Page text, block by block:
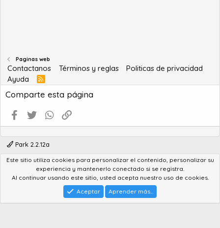
Paginas web
Contactanos Términos y reglas
Politicas de privacidad
Ayuda
R
S
S
Comparte esta página
Facebook
Twitter WhatsApp
Park 2.2.12a
Community platform by XenForo® © 2010-2022 XenForo Ltd.
Advanced Forum Stats by AddonFlare - Premium XF2 Addons
Feedback SystembyXenCentral.com
StylesFactory.pl
Este sitio utiliza cookies para personalizar el contenido, personalizar su
experiencia y mantenerlo conectado si se registra.
Al continuar usando este sitio, usted acepta nuestro uso de cookies.
Aceptar
Aprender más...